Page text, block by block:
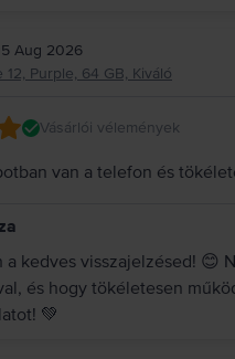
Aug 2026
Purple, 64 GB, Kiváló
Vásárlói vélemények
van a telefon és
a kedves visszajelzésed! 😊
és hogy tökéletesen
💚